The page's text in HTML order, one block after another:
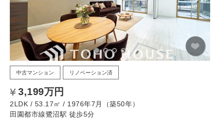
中古マンション リノベーション済
3,199万円
2LDK / 53.17㎡ / 1976年7月（築50年）
田園都市線鷺沼駅 徒歩5分